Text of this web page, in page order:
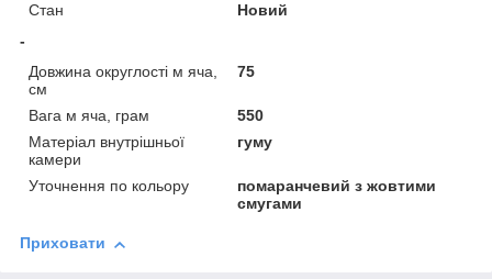
Стан
Новий
-
Довжина округлості м яча,
см
75
Вага м яча, грам
550
Матеріал внутрішньої
камери
гуму
Уточнення по кольору
помаранчевий з жовтими
смугами
Приховати